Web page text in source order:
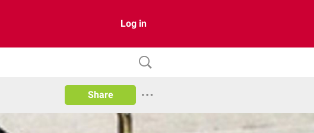
Log in
Share